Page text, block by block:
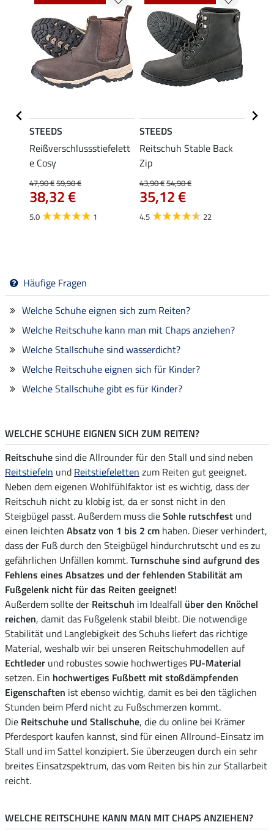
STEEDS
Reißverschlussstiefelett
e Cosy
47,90 €59,90 €
38,32 €
5.0 1
STEEDS
Reitschuh Stable Back
Zip
43,90 €54,90 €
35,12 €
4.5 22
Häufige Fragen
Welche Schuhe eignen sich zum Reiten?
Welche Reitschuhe kann man mit Chaps anziehen?
Welche Stallschuhe sind wasserdicht?
Welche Reitschuhe eignen sich für Kinder?
Welche Stallschuhe gibt es für Kinder?
WELCHE SCHUHE EIGNEN SICH ZUM REITEN?
Reitschuhesind die Allrounder für den Stall und sind neben
Reitstiefeln und Reitstiefeletten zum Reiten gut geeignet.
Neben dem eigenen Wohlfühlfaktor ist es wichtig, dass der
Reitschuh nicht zu klobig ist, da er sonst nicht in den
Steigbügel passt. Außerdem muss dieSohle rutschfest und
einen leichten Absatz von 1 bis 2 cm haben. Dieser verhindert,
dass der Fuß durch den Steigbügel hindurchrutscht und es zu
gefährlichen Unfällen kommt.Turnschuhe sind aufgrund des
Fehlens eines Absatzes und der fehlenden Stabilität am
Fußgelenk nicht für das Reiten geeignet!
Außerdem sollte der Reitschuh im Idealfall über den Knöchel
reichen, damit das Fußgelenk stabil bleibt. Die notwendige
Stabilität und Langlebigkeit des Schuhs liefert das richtige
Material, weshalb wir bei unseren Reitschuhmodellen auf
Echtleder und robustes sowie hochwertiges PU-Material
setzen. Ein hochwertiges Fußbett mit stoßdämpfenden
Eigenschaften ist ebenso wichtig, damit es bei den täglichen
Stunden beim Pferd nicht zu Fußschmerzen kommt.
Die Reitschuhe und Stallschuhe, die du online bei Krämer
Pferdesport kaufen kannst, sind für einen Allround-Einsatz im
Stall und im Sattel konzipiert. Sie überzeugen durch ein sehr
breites Einsatzspektrum, das vom Reiten bis hin zur Stallarbeit
reicht.
WELCHE REITSCHUHE KANN MAN MIT CHAPS ANZIEHEN?